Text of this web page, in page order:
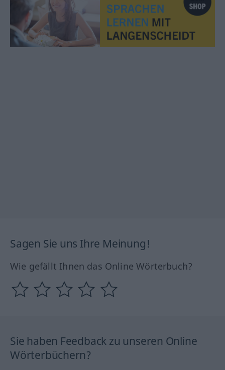
Sagen Sie uns Ihre Meinung!
Wie gefällt Ihnen das Online Wörterbuch?
Sie haben Feedback zu unseren Online
Wörterbüchern?